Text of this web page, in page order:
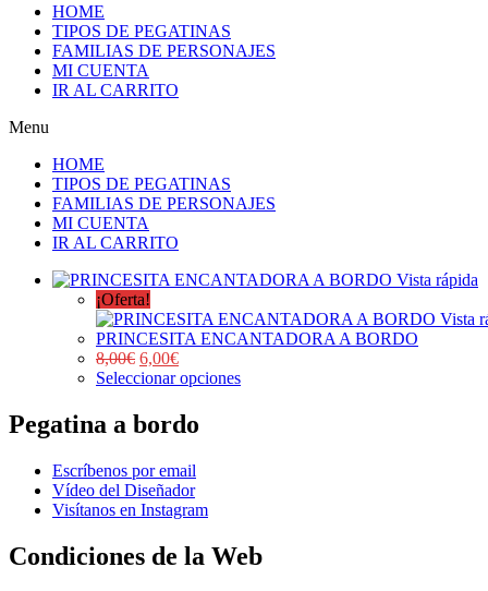
HOME
TIPOS DE PEGATINAS
FAMILIAS DE PERSONAJES
MI CUENTA
IR AL CARRITO
Menu
HOME
TIPOS DE PEGATINAS
FAMILIAS DE PERSONAJES
MI CUENTA
IR AL CARRITO
Vista rápida
¡Oferta!
Vista
PRINCESITA ENCANTADORA A BORDO
8,00€ 6,00€
Seleccionar opciones
Pegatina a bordo
Escríbenos por email
Vídeo del Diseñador
Visítanos en Instagram
Condiciones de la Web